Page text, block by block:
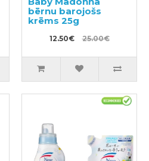
bērnu barojošs
krēms 25g
12.50€ 25.00€